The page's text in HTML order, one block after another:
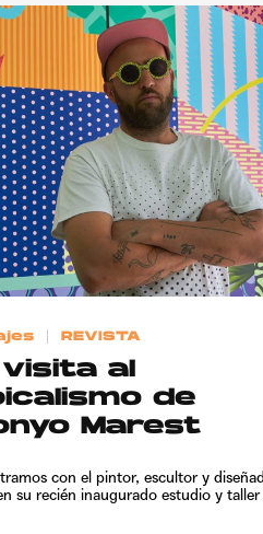
REVISTA
visita al
de
Marest
con el pintor, escultor y
su recién inaugurado estudio y taller